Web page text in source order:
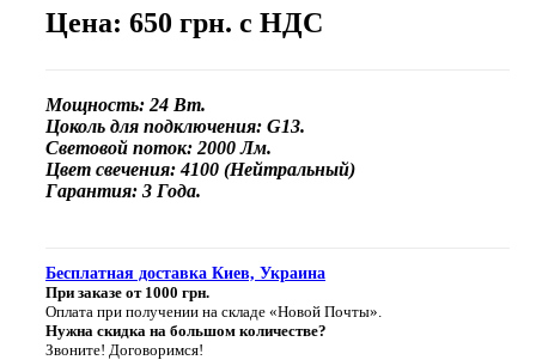
Цена: 650 грн. с НДС
Мощность: 24 Вт.
Цоколь для подключения: G13.
Световой поток: 2000 Лм.
Цвет свечения: 4100 (Нейтральный)
Гарантия: 3 Года.
Бесплатная доставка Киев, Украина
При заказе от 1000 грн.
Оплата при получении на складе «Новой Почты».
Нужна скидка на большом количестве?
Звоните! Договоримся!